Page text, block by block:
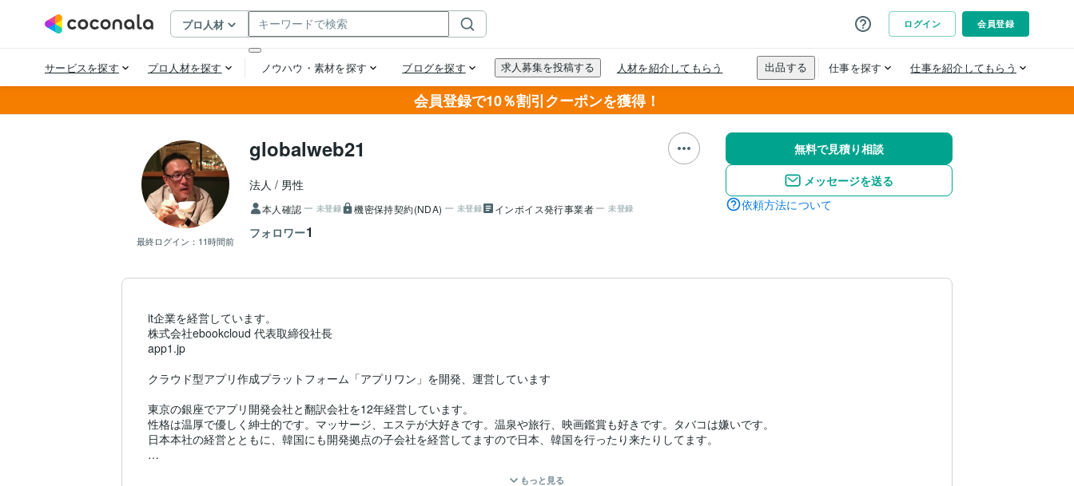
会員登録で10％割引クーポンを獲得！
最終ログイン： 11時間前
globalweb21
法人 男性
本人確認 未登録 機密保持契約(NDA) 未登録 インボイス発行事業者 未登録
フォロワー1
無料で見積り相談
メッセージを送る
依頼方法について
it企業を経営しています。
株式会社ebookcloud 代表取締役社長
app1.jp
クラウド型アプリ作成プラットフォーム「アプリワン」を開発、運営しています
東京の銀座でアプリ開発会社と翻訳会社を12年経営しています。
性格は温厚で優しく紳士的です。マッサージ、エステが大好きです。温泉や旅行、映画鑑賞も好きです。タバコは嫌いです。
日本本社の経営とともに、韓国にも開発拠点の子会社を経営してますので日本、韓国を行ったり来たりしてます。
もっと見る